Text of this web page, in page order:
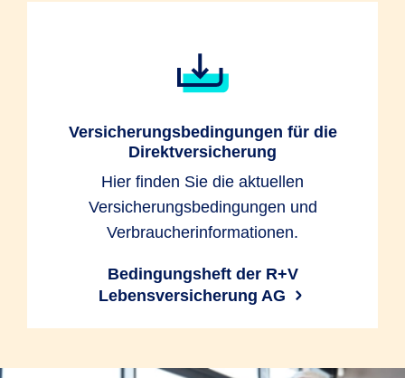
Versicherungsbedingungen für die
Direktversicherung
Hier finden Sie die aktuellen
Versicherungsbedingungen und
Verbraucherinformationen.
Bedingungsheft der R+V
Lebensversicherung AG